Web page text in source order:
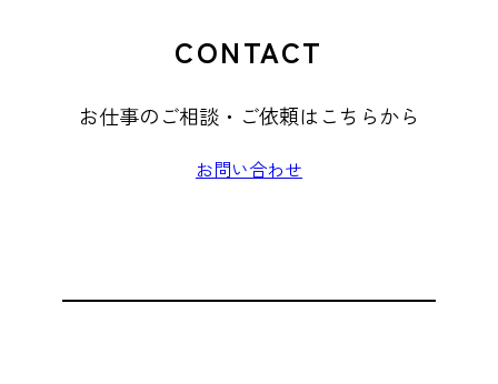
CONTACT
お仕事のご相談・ご依頼はこちらから
お問い合わせ